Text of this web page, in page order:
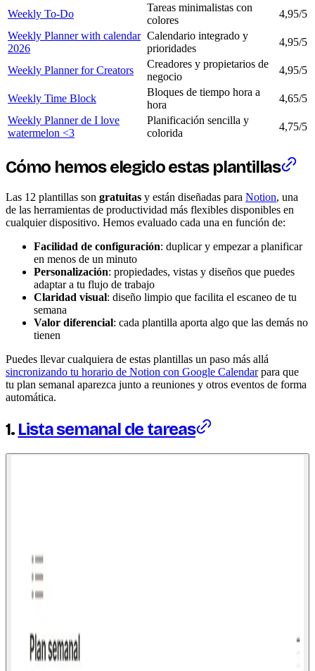
Weekly To-Do
Tareas minimalistas con
colores
4,95/5
Weekly Planner with calendar
2026
Calendario integrado y
prioridades
4,95/5
Weekly Planner for Creators
Creadores y propietarios de
negocio
4,95/5
Weekly Time Block
Bloques de tiempo hora a
hora
4,65/5
Weekly Planner de I love
watermelon <3
Planificación sencilla y
colorida
4,75/5
Cómo hemos elegido estas plantillas
Las 12 plantillas son gratuitas y están diseñadas para Notion, una
de las herramientas de productividad más flexibles disponibles en
cualquier dispositivo. Hemos evaluado cada una en función de:
Facilidad de configuración: duplicar y empezar a planificar
en menos de un minuto
Personalización: propiedades, vistas y diseños que puedes
adaptar a tu flujo de trabajo
Claridad visual: diseño limpio que facilita el escaneo de tu
semana
Valor diferencial: cada plantilla aporta algo que las demás no
tienen
Puedes llevar cualquiera de estas plantillas un paso más allá
sincronizando tu horario de Notion con Google Calendarpara que
tu plan semanal aparezca junto a reuniones y otros eventos de forma
automática.
1. Lista semanal de tareas